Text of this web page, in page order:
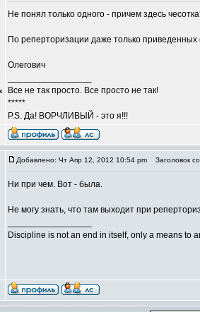
Не понял только одного - причем здесь
По реперторизации даже только
Олегович
Все не так просто. Все просто не так!
*****
P.S. Да! ВОРЧЛИВЫЙ - это я!!!
Добавлено: Чт Апр 12, 2012 10:54 pm Заголовок
Ни при чем. Вот - была.
Не могу знать, что там выходит при
Discipline is not an end in itself, only a means to